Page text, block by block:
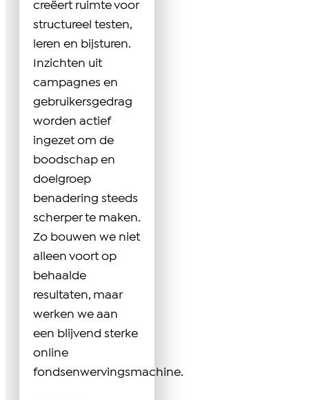
creëert ruimte voor
structureel testen,
leren en bijsturen.
Inzichten uit
campagnes en
gebruikersgedrag
worden actief
ingezet om de
boodschap en
doelgroep
benadering steeds
scherper te maken.
Zo bouwen we niet
alleen voort op
behaalde
resultaten, maar
werken we aan
een blijvend sterke
online
fondsenwervingsmachine.